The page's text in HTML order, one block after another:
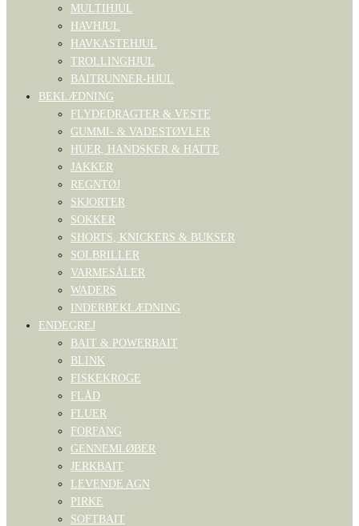
MULTIHJUL
HAVHJUL
HAVKASTEHJUL
TROLLINGHJUL
BAITRUNNER-HJUL
BEKLÆDNING
FLYDEDRAGTER & VESTE
GUMMI- & VADESTØVLER
HUER, HANDSKER & HATTE
JAKKER
REGNTØJ
SKJORTER
SOKKER
SHORTS, KNICKERS & BUKSER
SOLBRILLER
VARMESÅLER
WADERS
INDERBEKLÆDNING
ENDEGREJ
BAIT & POWERBAIT
BLINK
FISKEKROGE
FLÅD
FLUER
FORFANG
GENNEMLØBER
JERKBAIT
LEVENDE AGN
PIRKE
SOFTBAIT